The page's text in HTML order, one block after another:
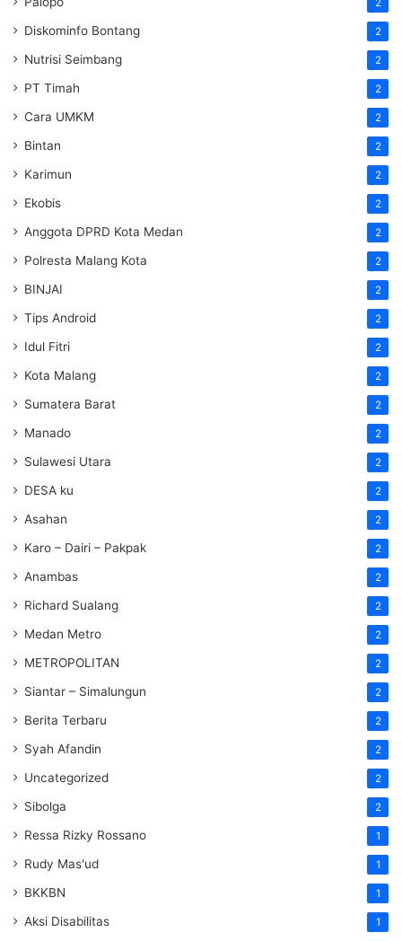
2
Diskominfo Bontang 2
Nutrisi Seimbang 2
PT Timah 2
Cara UMKM 2
Bintan 2
Karimun 2
Ekobis 2
Anggota DPRD Kota Medan 2
Polresta Malang Kota 2
BINJAI 2
Tips Android 2
Idul Fitri 2
Kota Malang 2
Sumatera Barat 2
Manado 2
Sulawesi Utara 2
DESA ku 2
Asahan 2
Karo – Dairi – Pakpak 2
Anambas 2
Richard Sualang 2
Medan Metro 2
METROPOLITAN 2
Siantar – Simalungun 2
Berita Terbaru 2
Syah Afandin 2
Uncategorized 2
Sibolga 2
Ressa Rizky Rossano 1
Rudy Mas'ud 1
BKKBN 1
Aksi Disabilitas 1